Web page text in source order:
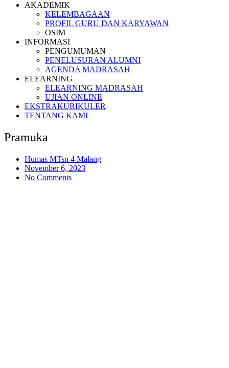
AKADEMIK
KELEMBAGAAN
PROFIL GURU DAN KARYAWAN
OSIM
INFORMASI
PENGUMUMAN
PENELUSURAN ALUMNI
AGENDA MADRASAH
ELEARNING
ELEARNING MADRASAH
UJIAN ONLINE
EKSTRAKURIKULER
TENTANG KAMI
Pramuka
Humas MTsn 4 Malang
November 6, 2023
No Comments